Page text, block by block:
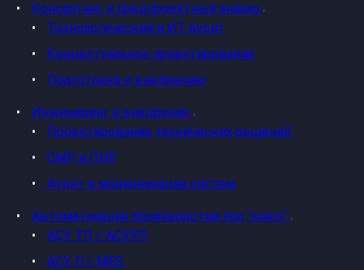
Консалтинг и предпроектный анализ
Технологический и ИТ-аудит
Концептуальное проектирование
Подготовка к внедрению
Инжиниринг и внедрение
Проектирование технических решений
СМР и ПНР
Аудит и модернизация систем
Автоматизация производства под "ключ"
АСУ ТП / АСУУП
АСУ П / MES